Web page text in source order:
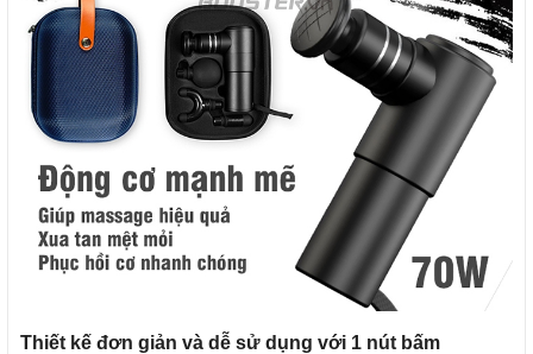
Thiết kế đơn giản và dễ sử dụng với 1 nút bấm